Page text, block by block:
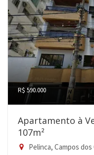
R$ 590.000
Apartamento à
107m²
Pelinca, Campos